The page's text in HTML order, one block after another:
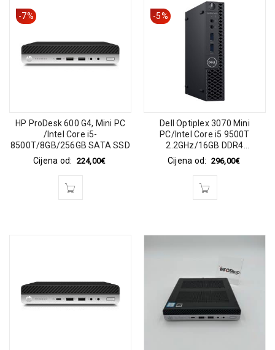
-7%
HP ProDesk 600 G4, Mini PC
/Intel Core i5-
8500T/8GB/256GB SATA SSD
Cijena od: 224,00€
-5%
Dell Optiplex 3070 Mini
PC/Intel Core i5 9500T
2.2GHz/16GB DDR4
RAM/256GB SSD
NVME/WIFI/BT/Intel UHD
Cijena od: 296,00€